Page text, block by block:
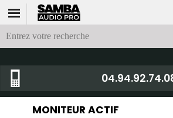
MONITEUR ACTIF